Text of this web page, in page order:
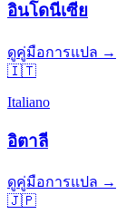
อินโดนีเซีย
ดูคู่มือการแปล →
🇮🇹
Italiano
อิตาลี
ดูคู่มือการแปล →
🇯🇵